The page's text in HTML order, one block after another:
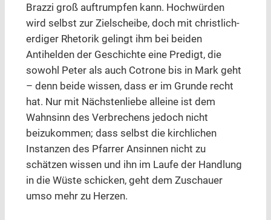
Brazzi groß auftrumpfen kann. Hochwürden
wird selbst zur Zielscheibe, doch mit christlich-
erdiger Rhetorik gelingt ihm bei beiden
Antihelden der Geschichte eine Predigt, die
sowohl Peter als auch Cotrone bis in Mark geht
– denn beide wissen, dass er im Grunde recht
hat. Nur mit Nächstenliebe alleine ist dem
Wahnsinn des Verbrechens jedoch nicht
beizukommen; dass selbst die kirchlichen
Instanzen des Pfarrer Ansinnen nicht zu
schätzen wissen und ihn im Laufe der Handlung
in die Wüste schicken, geht dem Zuschauer
umso mehr zu Herzen.